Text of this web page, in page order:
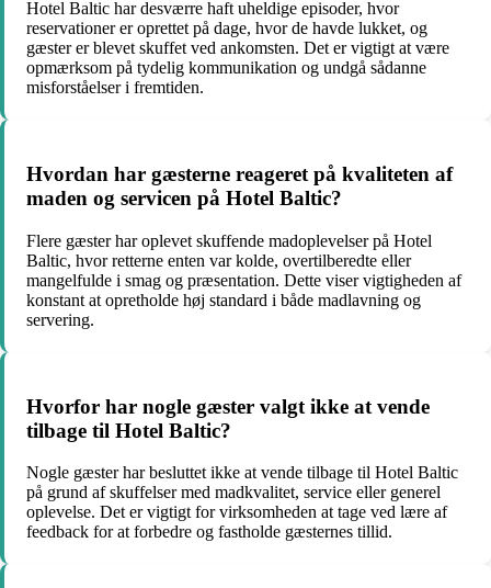
Hotel Baltic har desværre haft uheldige episoder, hvor
reservationer er oprettet på dage, hvor de havde lukket, og
gæster er blevet skuffet ved ankomsten. Det er vigtigt at være
opmærksom på tydelig kommunikation og undgå sådanne
misforståelser i fremtiden.
Hvordan har gæsterne reageret på kvaliteten af
maden og servicen på Hotel Baltic?
Flere gæster har oplevet skuffende madoplevelser på Hotel
Baltic, hvor retterne enten var kolde, overtilberedte eller
mangelfulde i smag og præsentation. Dette viser vigtigheden af
konstant at opretholde høj standard i både madlavning og
servering.
Hvorfor har nogle gæster valgt ikke at vende
tilbage til Hotel Baltic?
Nogle gæster har besluttet ikke at vende tilbage til Hotel Baltic
på grund af skuffelser med madkvalitet, service eller generel
oplevelse. Det er vigtigt for virksomheden at tage ved lære af
feedback for at forbedre og fastholde gæsternes tillid.